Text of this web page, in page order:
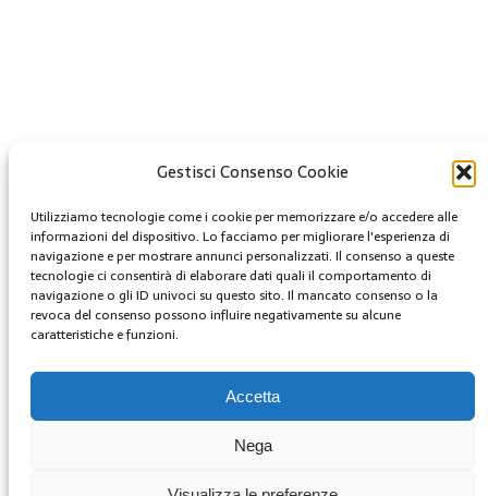
Gestisci Consenso Cookie
Utilizziamo tecnologie come i cookie per memorizzare e/o accedere alle
informazioni del dispositivo. Lo facciamo per migliorare l'esperienza di
navigazione e per mostrare annunci personalizzati. Il consenso a queste
tecnologie ci consentirà di elaborare dati quali il comportamento di
navigazione o gli ID univoci su questo sito. Il mancato consenso o la
revoca del consenso possono influire negativamente su alcune
caratteristiche e funzioni.
Accetta
Nega
Questa opera è concessa in licenza con i termini
CC BY 4.0
MENU
youtube